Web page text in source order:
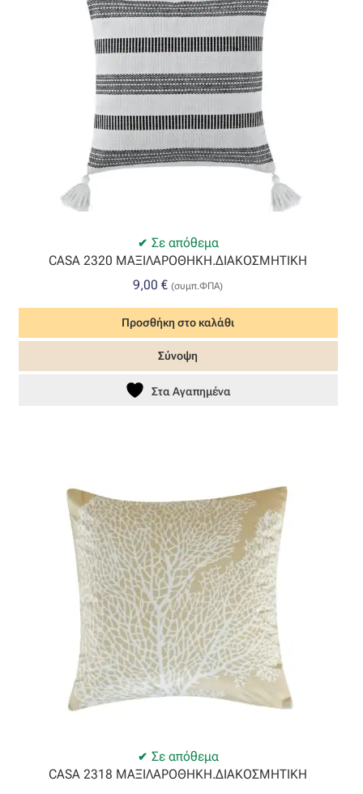
Μπροκάρ
Οργάντζα διπλή
Οργάντζα με κέντημα
Οργάντζα με ταφτά
Οργάντζα μεταξωτή
Οργάντζα ντεβορέ
Οργάντζα τσαλακωτή
Τρεβίρα
Φιλ-κουπέ
Φλάμα
Ψάθα
Σε απόθεμα
CASA 2320 ΜΑΞΙΛΑΡΟΘΗΚΗ.ΔΙΑΚΟΣΜΗΤΙΚΗ
9,00€ (συμπ.ΦΠΑ)
Προσθήκη στο καλάθι
Σύνοψη
Στα Αγαπημένα
Σε απόθεμα
CASA 2318 ΜΑΞΙΛΑΡΟΘΗΚΗ.ΔΙΑΚΟΣΜΗΤΙΚΗ